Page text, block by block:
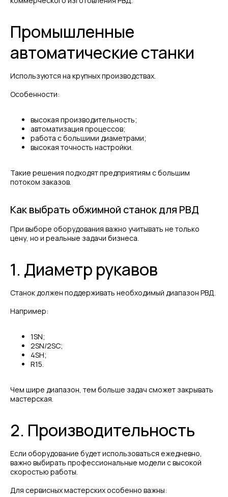
Промышленные
автоматические станки
Используются на крупных производствах.
Особенности:
высокая производительность;
автоматизация процессов;
работа с большими диаметрами;
высокая точность настройки.
Такие решения подходят предприятиям с большим
потоком заказов.
Как выбрать обжимной станок для РВД
При выборе оборудования важно учитывать не только
цену, но и реальные задачи бизнеса.
1. Диаметр рукавов
Станок должен поддерживать необходимый диапазон РВД.
Например:
1SN;
2SN/2SC;
4SH;
R15.
Чем шире диапазон, тем больше задач сможет закрывать
мастерская.
2. Производительность
Если оборудование будет использоваться ежедневно,
важно выбирать профессиональные модели с высокой
скоростью работы.
Для сервисных мастерских особенно важны: